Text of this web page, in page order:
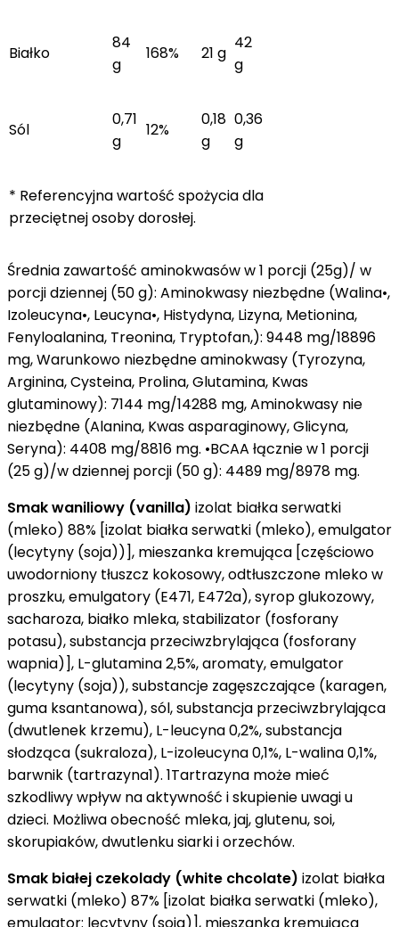
Białko
84
g
168% 21 g
42
g
Sól
0,71
g
12%
0,18
g
0,36
g
* Referencyjna wartość spożycia dla
przeciętnej osoby dorosłej.
Średnia zawartość aminokwasów w 1 porcji (25g)/ w
porcji dziennej (50 g): Aminokwasy niezbędne (Walina•,
Izoleucyna•, Leucyna•, Histydyna, Lizyna, Metionina,
Fenyloalanina, Treonina, Tryptofan,): 9448 mg/18896
mg, Warunkowo niezbędne aminokwasy (Tyrozyna,
Arginina, Cysteina, Prolina, Glutamina, Kwas
glutaminowy): 7144 mg/14288 mg, Aminokwasy nie
niezbędne (Alanina, Kwas asparaginowy, Glicyna,
Seryna): 4408 mg/8816 mg. •BCAA łącznie w 1 porcji
(25 g)/w dziennej porcji (50 g): 4489 mg/8978 mg.
Smak waniliowy (vanilla) izolat białka serwatki
(mleko) 88% [izolat białka serwatki (mleko), emulgator
(lecytyny (soja))], mieszanka kremująca [częściowo
uwodorniony tłuszcz kokosowy, odtłuszczone mleko w
proszku, emulgatory (E471, E472a), syrop glukozowy,
sacharoza, białko mleka, stabilizator (fosforany
potasu), substancja przeciwzbrylająca (fosforany
wapnia)], L-glutamina 2,5%, aromaty, emulgator
(lecytyny (soja)), substancje zagęszczające (karagen,
guma ksantanowa), sól, substancja przeciwzbrylająca
(dwutlenek krzemu), L-leucyna 0,2%, substancja
słodząca (sukraloza), L-izoleucyna 0,1%, L-walina 0,1%,
barwnik (tartrazyna1). 1Tartrazyna może mieć
szkodliwy wpływ na aktywność i skupienie uwagi u
dzieci. Możliwa obecność mleka, jaj, glutenu, soi,
skorupiaków, dwutlenku siarki i orzechów.
Smak białej czekolady (white chcolate) izolat białka
serwatki (mleko) 87% [izolat białka serwatki (mleko),